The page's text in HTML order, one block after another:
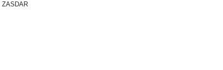
ZASDAR